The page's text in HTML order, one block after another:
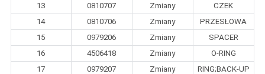
13
0810707 Zmiany
CZEK
14
0810706 Zmiany
PRZESŁOWA
15
0979206 Zmiany
SPACER
16
4506418 Zmiany
O-RING
17
0979207 Zmiany
RING;BACK-UP